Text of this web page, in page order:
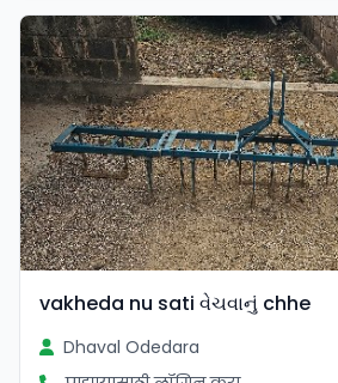
vakheda nu sati વેચવાનું chhe
Dhaval Odedara